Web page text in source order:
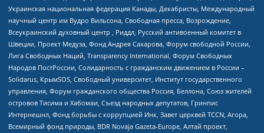
Украинская национальная федерация Канады, Декабристы, Международный
научный центр им Вудро Вильсона, Свободная пресса, Возрождение,
Всеукраинский духовный центр , Риддл, Русский антивоенный комитет в
Швеции, Проект Медуза, Фонд Андрея Сахарова, Форум свободной России,
Лига Свободных Наций, Transparеncy International, Форум Свободных
Народов ПостРоссии, Солидарность с гражданским движением в России –
Solidarus, КрымSOS, Свободный университет, Институт государственного
управления, Форум гражданского общества Россия, Беллона, Союз жителей
островов Тисима и Хабомаи, Съезд народных депутатов, Гринпис
Интернешнл, Фонд борьбы с коррупцией Инк, Завет церквей TCCN, Агора,
Всемирный фонд природы, BDR Novaja Gazeta-Europe, Алтай проект,